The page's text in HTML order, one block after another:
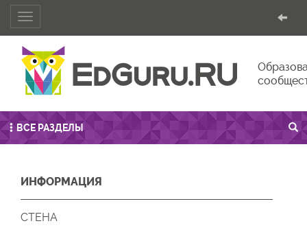
Toggle
navigation
ВСЕ РАЗДЕЛЫ
ИНФОРМАЦИЯ
СТЕНА